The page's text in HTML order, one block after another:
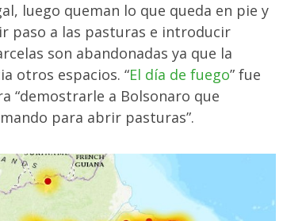
luego queman lo que queda en pie y
paso a las pasturas e introducir
son abandonadas ya que la
otros espacios. “El día de fuego” fue
“demostrarle a Bolsonaro que
para abrir pasturas”.